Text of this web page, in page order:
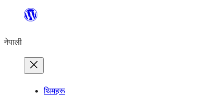
सामग्रीमा
नेपाली
थिमहरू